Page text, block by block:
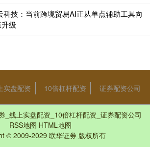
科技：当前跨境贸易AI正从单点辅助工具向
级
实盘配资 10倍杠杆配资 证券配资公司
_线上实盘配资_10倍杠杆配资_证券配资公司
RSS地图 HTML地图
© 2009-2029 联华证券 版权所有